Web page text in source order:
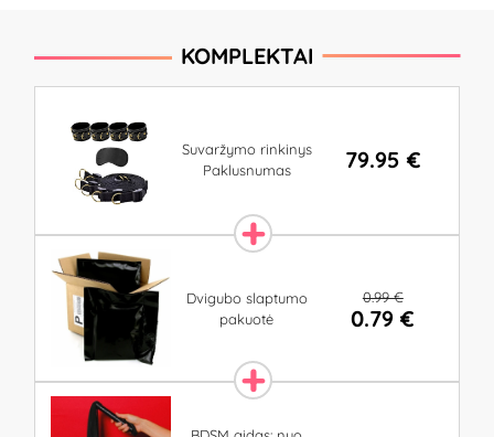
KOMPLEKTAI
Suvaržymo rinkinys
Paklusnumas
79.95 €
Dvigubo slaptumo
pakuotė
0.99 €
0.79 €